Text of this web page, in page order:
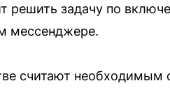
решить задачу по
мессенджере.
считают необходимым